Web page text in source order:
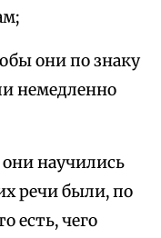
они по знаку
немедленно
научились
речи были, по
есть, чего